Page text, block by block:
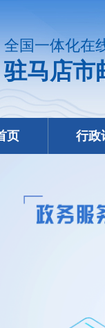
全国一体化在
驻马店市
页 行政